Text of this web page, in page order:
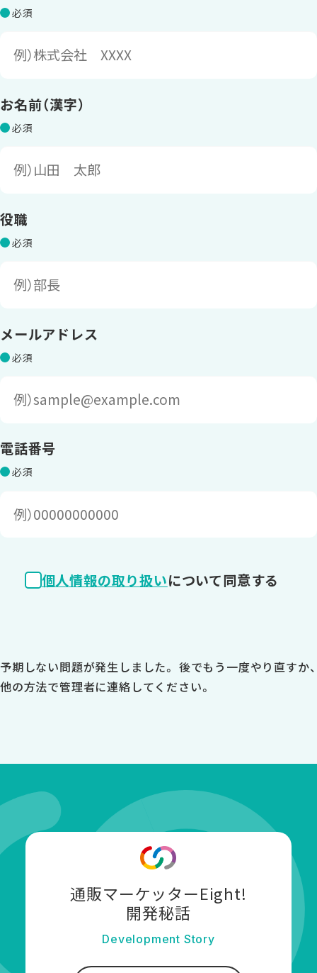
お名前（漢字）
役職
メールアドレス
電話番号
個人情報の取り扱いについて同意する
予期しない問題が発生しました。 後でもう一度やり直すか、
他の方法で管理者に連絡してください。
通販マーケッターEight!
開発秘話
Development Story